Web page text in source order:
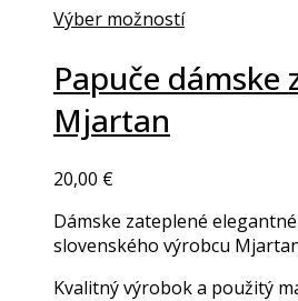
Výber možností
product
has
multiple
variants.
options
may
be
on
Papuče dámske
Mjartan
20,00 €
Dámske zateplené
slovenského výrobcu
Kvalitný výrobok a použitý